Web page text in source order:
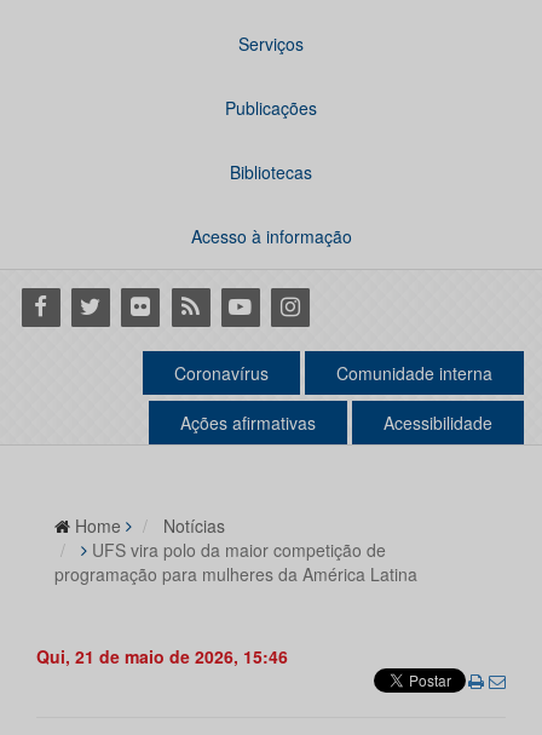
Serviços
Publicações
Bibliotecas
Acesso à informação
Facebook
Twitter Flickr RSS YoutubeInstagram
Coronavírus Comunidade interna
Ações afirmativas Acessibilidade
Home
Notícias
UFS vira polo da maior competição de
programação para mulheres da América Latina
Qui, 21 de maio de 2026, 15:46